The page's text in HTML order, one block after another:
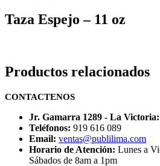
Taza Espejo – 11 oz
Productos relacionados
CONTACTENOS
Jr. Gamarra 1289 - La Victoria:
Teléfonos: 919 616 089
Email: ventas@publilima.com
Horario de Atención: Lunes a
Sábados de 8am a 1pm